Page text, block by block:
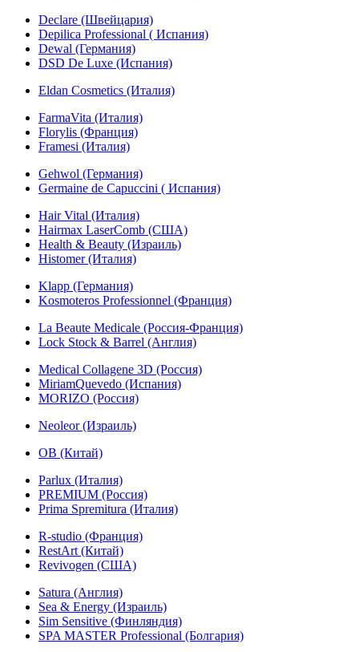
Declare (Швейцария)
Depilica Professional ( Испания)
Dewal (Германия)
DSD De Luxe (Испания)
Eldan Cosmetics (Италия)
FarmaVita (Италия)
Florylis (Франция)
Framesi (Италия)
Gehwol (Германия)
Germaine de Capuccini ( Испания)
Hair Vital (Италия)
Hairmax LaserComb (США)
Health & Beauty (Израиль)
Histomer (Италия)
Klapp (Германия)
Kosmoteros Professionnel (Франция)
La Beaute Medicale (Россия-Франция)
Lock Stock & Barrel (Англия)
Medical Collagene 3D (Россия)
MiriamQuevedo (Испания)
MORIZO (Россия)
Neoleor (Израиль)
OB (Китай)
Parlux (Италия)
PREMIUM (Россия)
Prima Spremitura (Италия)
R-studio (Франция)
RestArt (Китай)
Revivogen (США)
Satura (Англия)
Sea & Energy (Израиль)
Sim Sensitive (Финляндия)
SPA MASTER Professional (Болгария)